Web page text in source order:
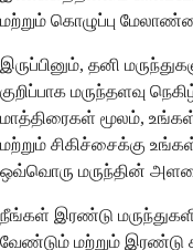
மற்றும் கொழுப்பு
இருப்பினும், தனி
குறிப்பாக மருந்தளவு
மாத்திரைகள் மூலம்,
மற்றும் சிகிச்சைக்கு
ஒவ்வொரு மருந்தின்
நீங்கள் இரண்டு
வேண்டும் மற்றும் இரண்டு